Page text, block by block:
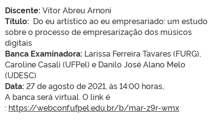
Discente: Vitor Abreu Arnoni
Título: Do eu artístico ao eu empresariado: um estudo
sobre o processo de empresarização dos músicos
digitais
Banca Examinadora: Larissa Ferreira Tavares (FURG),
Caroline Casali (UFPel) e Danilo José Alano Melo
(UDESC)
Data: 27 de agosto de 2021, às 14:00 horas,
A banca será virtual. O link é
: https://webconf.ufpel.edu.br/b/mar-z9r-wmx